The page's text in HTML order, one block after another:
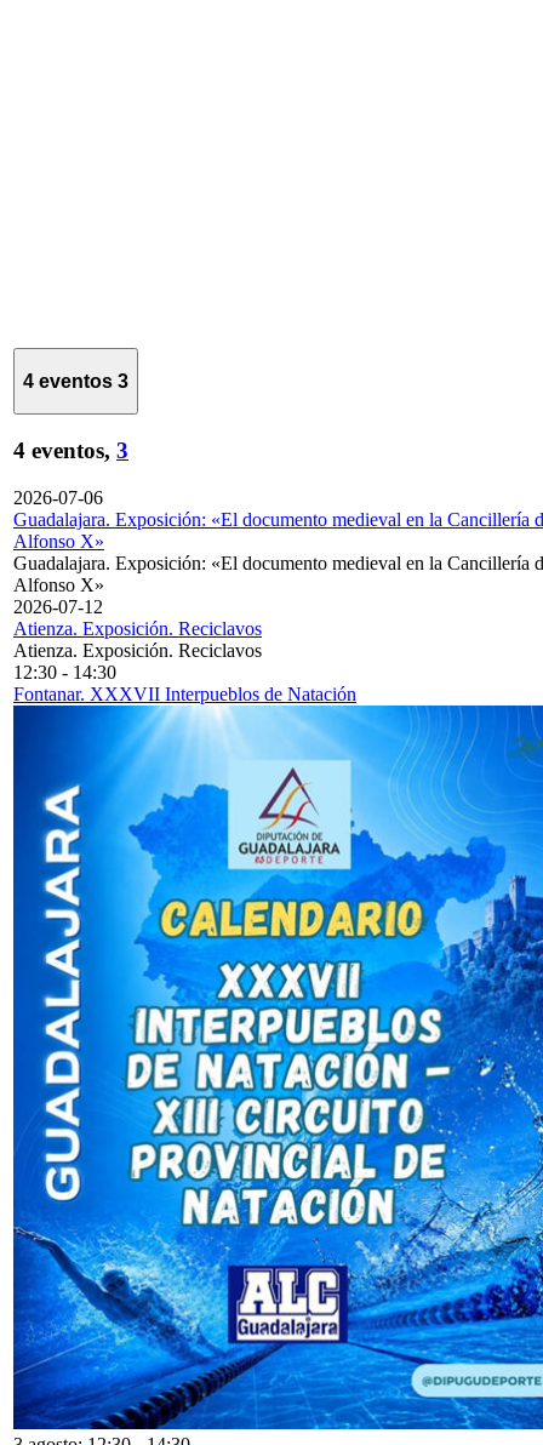
4 eventos 3
4 eventos, 3
2026-07-06
Guadalajara. Exposición: «El documento medieval en la Cancillería
Alfonso X»
Guadalajara. Exposición: «El documento medieval en la Cancillería
Alfonso X»
2026-07-12
Atienza. Exposición. Reciclavos
Atienza. Exposición. Reciclavos
12:30 - 14:30
Fontanar. XXXVII Interpueblos de Natación